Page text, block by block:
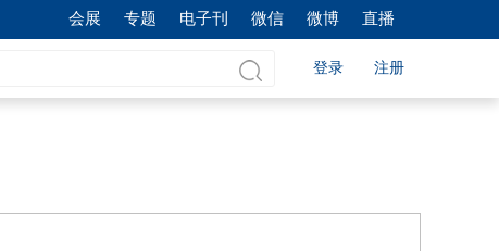
会展 专题 电子刊 微信 微博 直播
登录 注册